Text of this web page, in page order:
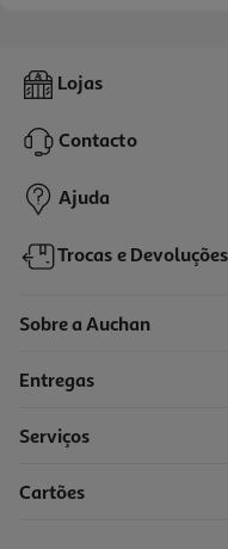
Pastilha Auchan Elástica
0,85 €
Lojas
Contacto
Ajuda
Trocas e Devoluções
Sobre a Auchan
Entregas
Serviços
Cartões